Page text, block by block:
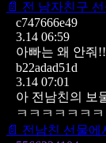
📄 전 남자친구
c747666e49
3.14 06:59
아빠는 왜 안줘
b22adad51d
3.14 07:01
아 전남친의 보
ㅋㅋㅋㅋㅋㅋㅋ
📄 전남친 선물에